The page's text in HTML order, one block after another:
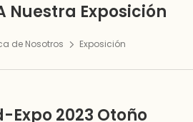
Nuestra Exposición
de Nosotros Exposición
Expo 2023 Otoño